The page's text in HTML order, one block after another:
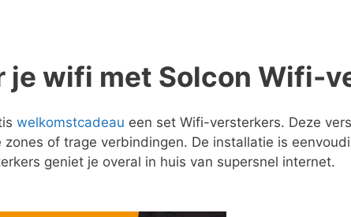
wifi met Solcon Wifi-
welkomstcadeau een set Wifi-versterkers. Deze
of trage verbindingen. De installatie is
geniet je overal in huis van supersnel internet.